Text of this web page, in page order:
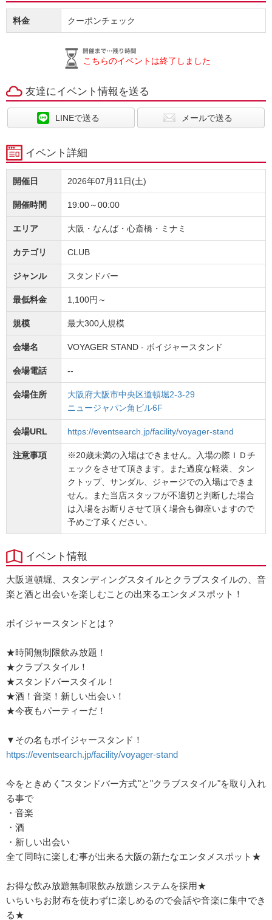
料金 クーポンチェック
こちらのイベントは終了しました
友達にイベント情報を送る
LINEで送る メールで送る
イベント詳細
開催日 2026年07月11日(土)
開催時間 19:00～00:00
エリア 大阪・なんば・心斎橋・ミナミ
カテゴリ CLUB
ジャンル スタンドバー
最低料金 1,100円～
規模 最大300人規模
会場名 VOYAGER STAND - ボイジャースタンド
会場電話 --
会場住所
大阪府大阪市中央区道頓堀2-3-29
ニュージャパン角ビル6F
会場URL https://eventsearch.jp/facility/voyager-stand
注意事項
※20歳未満の入場はできません。入場の際ＩＤチ
ェックをさせて頂きます。また過度な軽装、タン
クトップ、サンダル、ジャージでの入場はできま
せん。また当店スタッフが不適切と判断した場合
は入場をお断りさせて頂く場合も御座いますので
予めご了承ください。
イベント情報
大阪道頓堀、スタンディングスタイルとクラブスタイルの、音
楽と酒と出会いを楽しむことの出来るエンタメスポット！
ボイジャースタンドとは？
★時間無制限飲み放題！
★クラブスタイル！
★スタンドバースタイル！
★酒！音楽！新しい出会い！
★今夜もパーティーだ！
▼その名もボイジャースタンド！
https://eventsearch.jp/facility/voyager-stand
今をときめく"スタンドバー方式"と"クラブスタイル"を取り入れ
る事で
・音楽
・酒
・新しい出会い
全て同時に楽しむ事が出来る大阪の新たなエンタメスポット★
お得な飲み放題無制限飲み放題システムを採用★
いちいちお財布を使わずに楽しめるので会話や音楽に集中でき
る★